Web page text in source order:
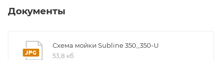
Документы
Схема мойки Subline 350_350-U
53,8 кб